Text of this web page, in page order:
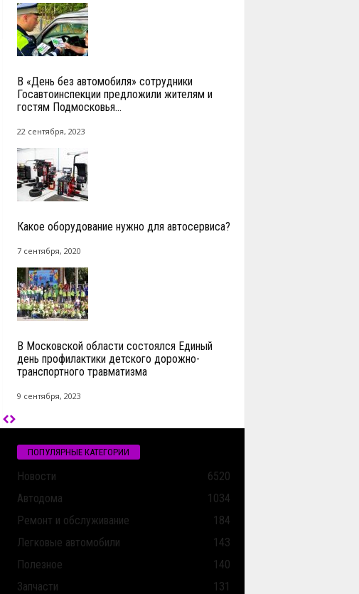
В «День без автомобиля» сотрудники
Госавтоинспекции предложили жителям и
гостям Подмосковья...
22 сентября, 2023
Какое оборудование нужно для автосервиса?
7 сентября, 2020
В Московской области состоялся Единый
день профилактики детского дорожно-
транспортного травматизма
9 сентября, 2023
ПОПУЛЯРНЫЕ КАТЕГОРИИ
Новости
6520
Автодома
1034
Ремонт и обслуживание
184
Легковые автомобили
143
Полезное
140
Запчасти
131